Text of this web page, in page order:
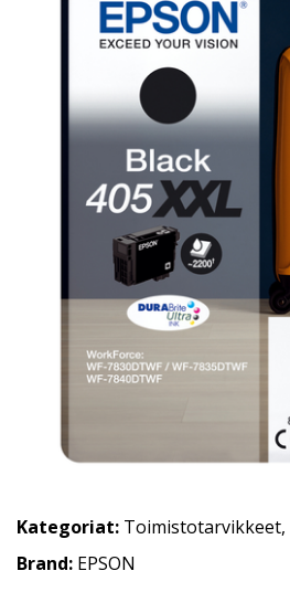
Kategoriat: Toimistotarvikkeet,
Brand: EPSON